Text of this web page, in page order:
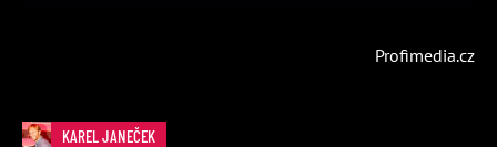
Profimedia.cz
KAREL JANEČEK